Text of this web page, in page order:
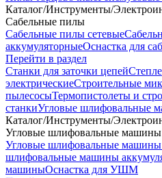
Каталог/Инструменты/
Сабельные пилы
Сабельные пилы сетевые
аккумуляторныеОснастка для
Перейти в раздел
Станки для заточки цепей
электрическиеСтроительные
пылесосыТермопистолеты и
станкиУгловые шлифовальные
Каталог/Инструменты/
Угловые шлифовальные машины
Угловые шлифовальные машины
шлифовальные машины
машиныОснастка для УШМ